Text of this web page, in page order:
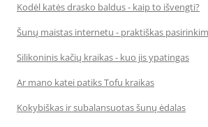
Kodėl katės drasko baldus - kaip to išvengti?
Šunų maistas internetu - praktiškas
Silikoninis kačių kraikas - kuo jis ypatingas
Ar mano katei patiks Tofu kraikas
Kokybiškas ir subalansuotas šunų ėdalas